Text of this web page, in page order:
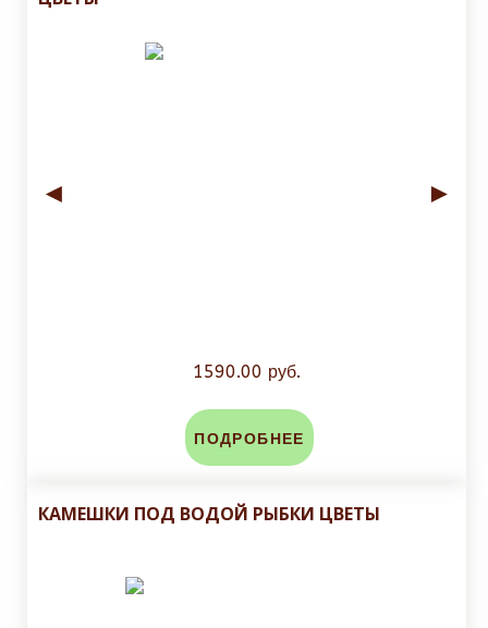
◄ ►
1590.00 руб.
ПОДРОБНЕЕ
КАМЕШКИ ПОД ВОДОЙ РЫБКИ ЦВЕТЫ